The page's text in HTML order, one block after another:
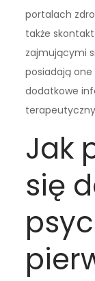
portalach
także
zajmującymi
posiadają
dodatkowe
Jak
się